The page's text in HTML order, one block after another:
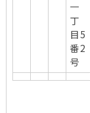
一
丁
目5
番2
号